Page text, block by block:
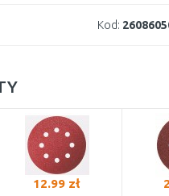
Kod:
12.99 zł